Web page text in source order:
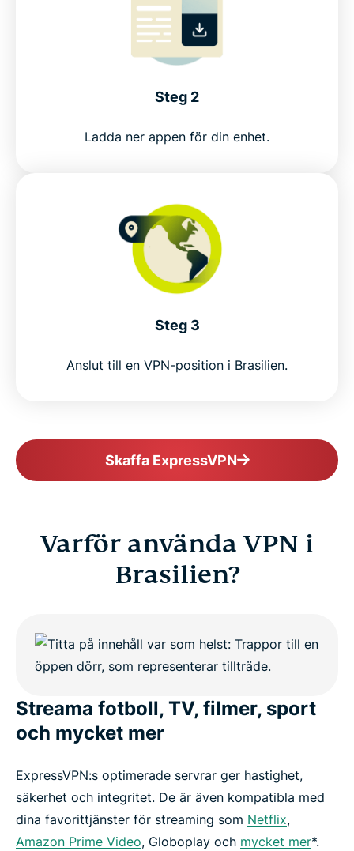
Steg 2
Ladda ner appen för din enhet.
Steg 3
Anslut till en VPN-position i Brasilien.
Skaffa ExpressVPN
Varför använda VPN i
Brasilien?
Streama fotboll, TV, filmer, sport
och mycket mer
ExpressVPN:s optimerade servrar ger hastighet,
säkerhet och integritet. De är även kompatibla med
dina favorittjänster för streaming som Netflix,
Amazon Prime Video, Globoplay och mycket mer*.